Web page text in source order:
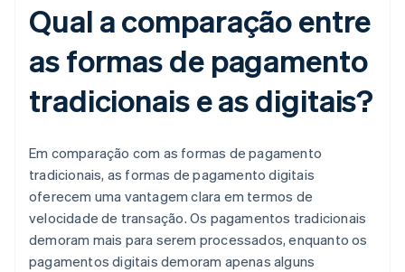
Qual a comparação entre
as formas de pagamento
tradicionais e as digitais?
Em comparação com as formas de pagamento
tradicionais, as formas de pagamento digitais
oferecem uma vantagem clara em termos de
velocidade de transação. Os pagamentos tradicionais
demoram mais para serem processados, enquanto os
pagamentos digitais demoram apenas alguns